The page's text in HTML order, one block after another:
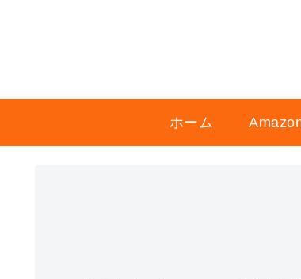
ホーム